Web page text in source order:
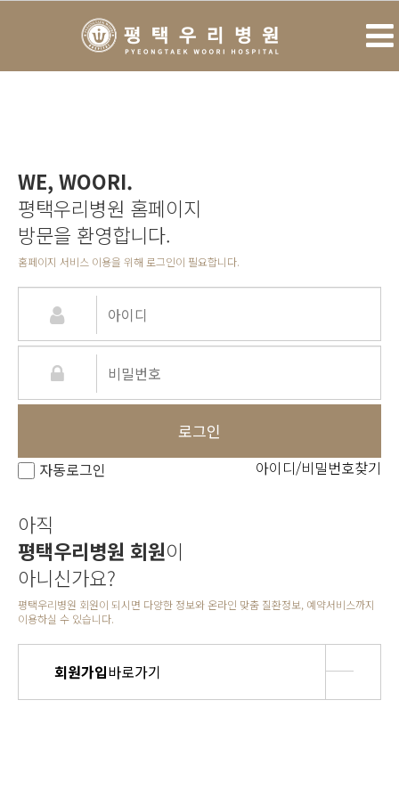
WE, WOORI.
평택우리병원 홈페이지
방문을 환영합니다.
홈페이지 서비스 이용을 위해 로그인이 필요합니다.
로그인
자동로그인 아이디/비밀번호찾기
아직
평택우리병원 회원이
아니신가요?
평택우리병원 회원이 되시면 다양한 정보와 온라인 맞춤 질환정보, 예약서비스까지
이용하실 수 있습니다.
회원가입바로가기